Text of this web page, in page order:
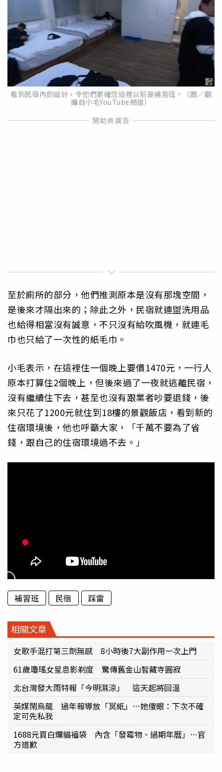
看到民宿內的設計，令他們更確信這裡以前是補習班。（圖／翻
攝自小毛YouTube頻道）
至於廁所的部分，他們推測原本是沒有那塊空間，
是後來才隔出來的；除此之外，民宿就連盥洗用品
也給得相當沒有誠意，不只沒有給吹風機，就連毛
巾也只給了一次性的紙毛巾。
小毛表示，在這裡住一個晚上要價1470元，一行人
原本打算住2個晚上，但後來過了一夜就逃離民宿，
沒有繼續住下去，甚至也沒有跟業者吵要退錢，後
來只花了1200元就住到18樓的景觀飯店，看到新的
住宿環境後，他也呼籲大家，「千萬不要為了省
錢，跟自己的住宿環境過不去。」
補習班 民宿 踩雷
相關文章
女歌手混打第三劑無感 8小時後7大副作用一次上門
61歲瓊瑤女星息影剃度 驚傳舊金山智藏寺圓寂
北台灣發大雨特報「今明濕涼」 這天起將回溫
英媒鬧烏龍 過年報導放「冥紙」…她傻眼：下次不確
定可先私我
1688元買白爛貓福袋 內含「發霉物、過期年曆」…官
方道歉